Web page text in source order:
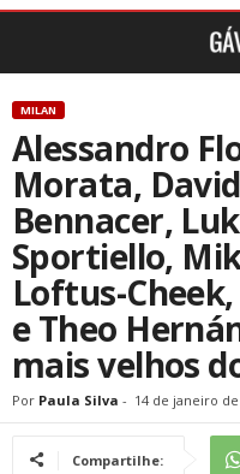
MILAN
Alessandro
Morata,
Bennacer,
Sportiello,
Loftus-
e Theo
mais velhos
Por Paula Silva - 14 de janeiro de
Compartilhe: